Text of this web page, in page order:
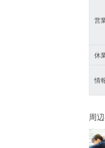
営
休
情
周